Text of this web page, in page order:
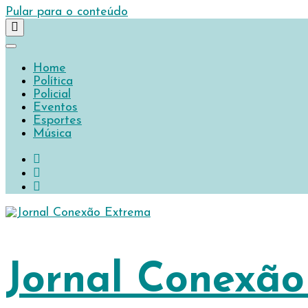
Pular para o conteúdo
Home
Política
Policial
Eventos
Esportes
Música
Jornal